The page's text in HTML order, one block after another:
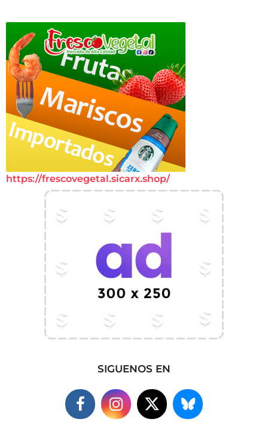
https://frescovegetal.sicarx.shop/
SIGUENOS EN